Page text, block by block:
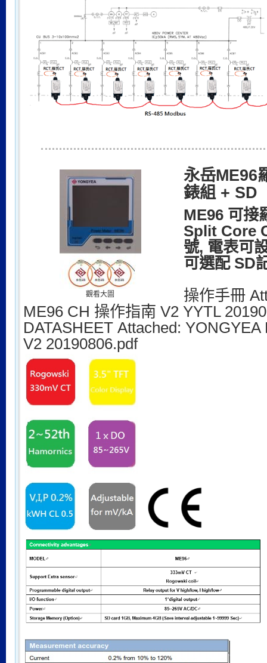
觀看大圖
永岳ME96
錶組 + SD
ME96 可接
Split Core
號, 電表可
可選配 SD
操作手冊
ME96 CH 操作指南 V2 YYTL
DATASHEET Attached: YONGYEA
V2 20190806.pdf